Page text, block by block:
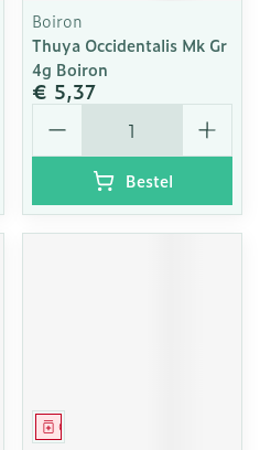
Boiron
Thuya Occidentalis Mk Gr
4g Boiron
€ 5,37
Aantal
Bestel
Geneesmiddel